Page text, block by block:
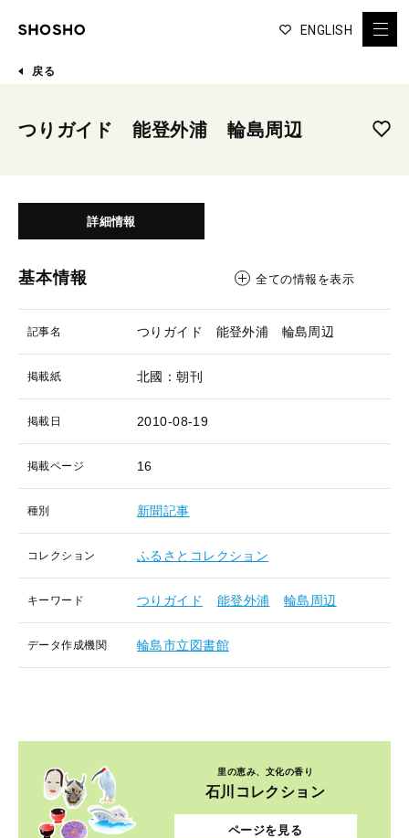
ENGLISH
戻る
つりガイド 能登外浦 輪島周辺
詳細情報
基本情報 全ての情報を表示
記事名 つりガイド 能登外浦 輪島周辺
掲載紙 北國：朝刊
掲載日 2010-08-19
掲載ページ 16
種別 新聞記事
コレクション ふるさとコレクション
キーワード つりガイド 能登外浦 輪島周辺
データ作成機関 輪島市立図書館
里の恵み、文化の香り
石川コレクション
ページを見る